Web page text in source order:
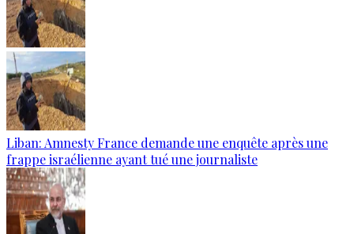
Liban: Amnesty France demande une enquête après une
frappe israélienne ayant tué une journaliste